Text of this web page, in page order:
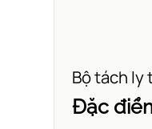
Bộ tách ly
Đặc